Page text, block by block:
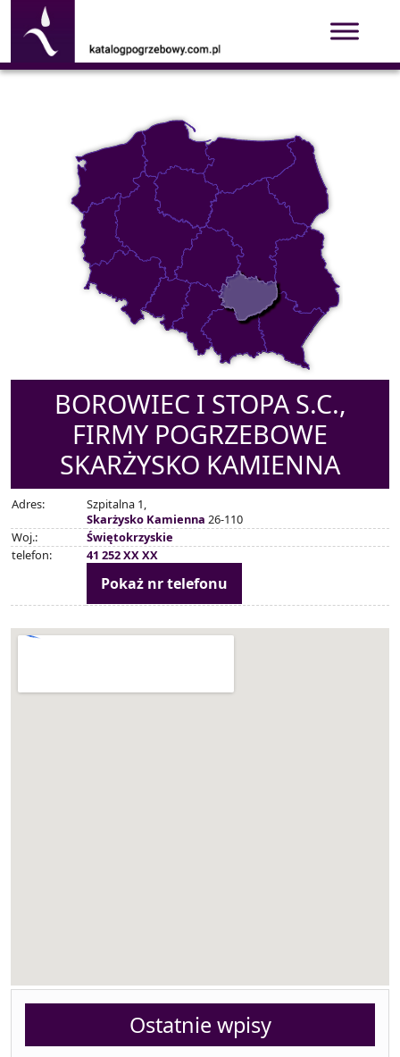
BOROWIEC I STOPA S.C.,
FIRMY POGRZEBOWE
SKARŻYSKO KAMIENNA
Adres:
Szpitalna 1,
Skarżysko Kamienna 26-110
Woj.:
Świętokrzyskie
telefon:
41 252 XX XX
Pokaż nr telefonu
Ostatnie wpisy